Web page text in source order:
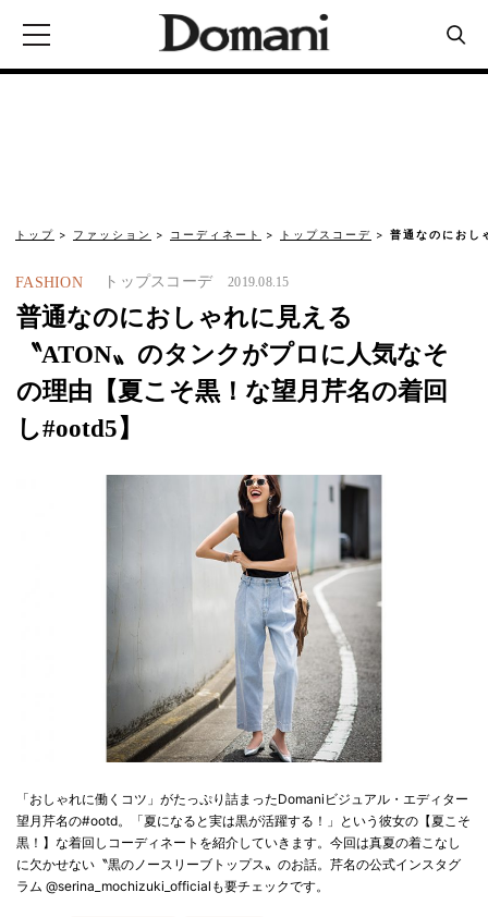
トップ ファッション コーディネート トップスコーデ 普通なのにおし
FASHION トップスコーデ 2019.08.15
普通なのにおしゃれに見える
〝ATON〟のタンクがプロに人気なそ
の理由【夏こそ黒！な望月芹名の着回
し#ootd5】
「おしゃれに働くコツ」がたっぷり詰まったDomaniビジュアル・エディター
望月芹名の#ootd。「夏になると実は黒が活躍する！」という彼女の【夏こそ
黒！】な着回しコーディネートを紹介していきます。今回は真夏の着こなし
に欠かせない〝黒のノースリーブトップス〟のお話。芹名の公式インスタグ
ラム @serina_mochizuki_officialも要チェックです。